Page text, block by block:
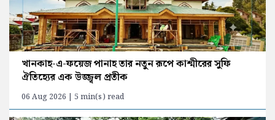
খানকাহ-এ-ফয়েজ পানাহ তার নতুন রূপে কাশ্মীরের সুফি
ঐতিহ্যের এক উজ্জ্বল প্রতীক
06 Aug 2026 | 5 min(s) read